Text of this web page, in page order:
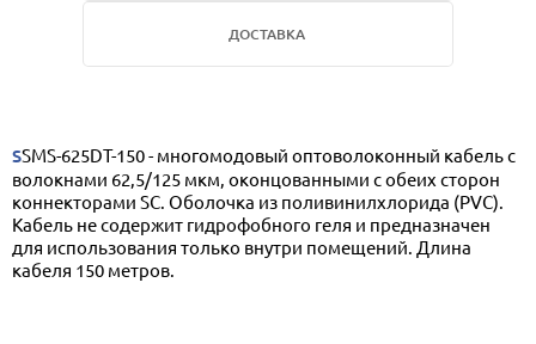
ДОСТАВКА
SSMS-625DT-150 - многомодовый оптоволоконный кабель с
волокнами 62,5/125 мкм, оконцованными с обеих сторон
коннекторами SС. Оболочка из поливинилхлорида (PVC).
Кабель не содержит гидрофобного геля и предназначен
для использования только внутри помещений. Длина
кабеля 150 метров.